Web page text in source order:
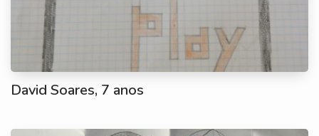
David Soares, 7 anos